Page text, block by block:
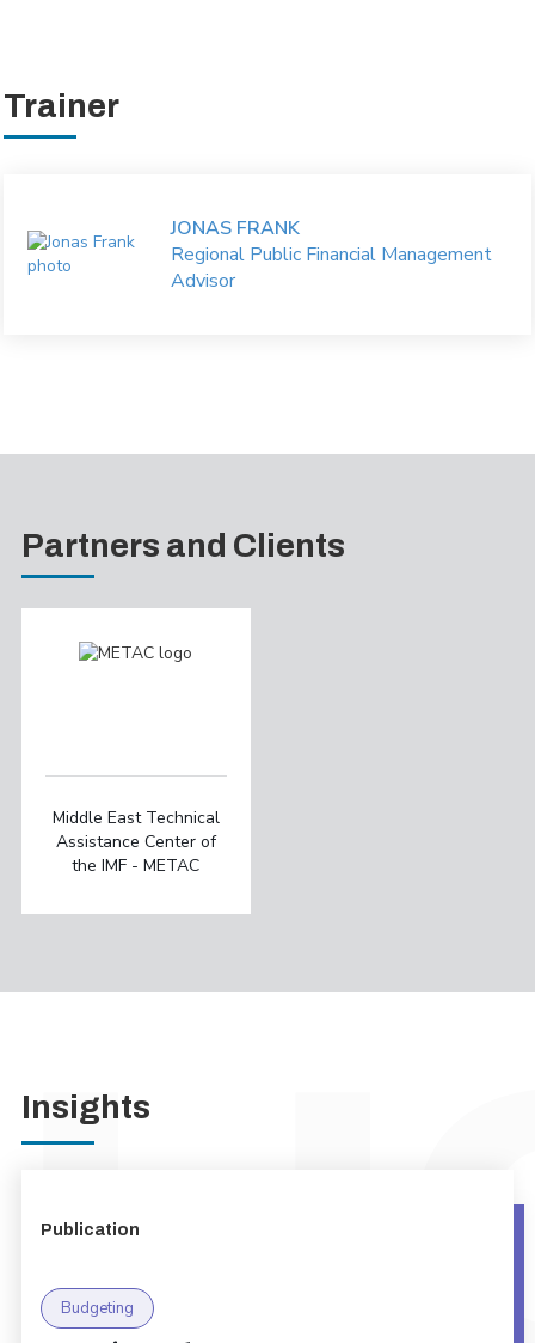
Trainer
JONAS FRANK
Regional Public Financial Management
Advisor
Partners and Clients
Middle East Technical
Assistance Center of
the IMF - METAC
Insights
Publication
Budgeting